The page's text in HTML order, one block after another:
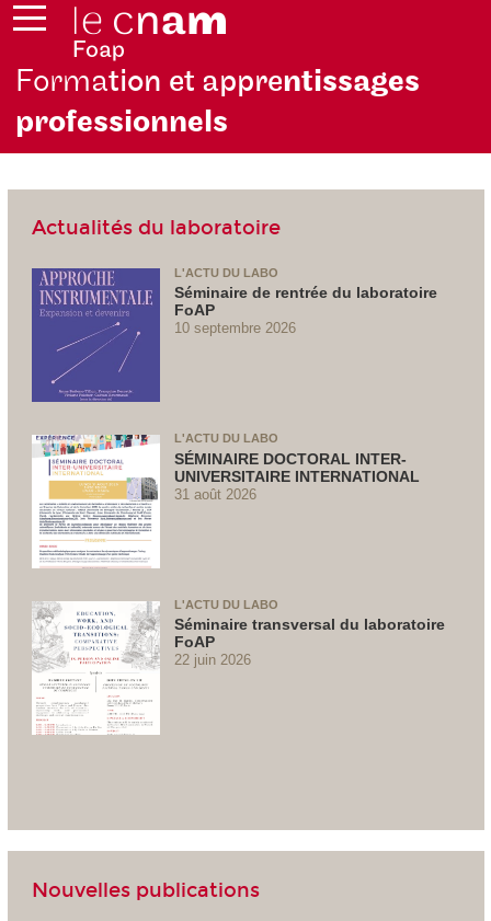
Formation et apprentissages
professionnels
Actualités du laboratoire
L'ACTU DU LABO
Séminaire de rentrée du laboratoire
FoAP
10 septembre 2026
L'ACTU DU LABO
SÉMINAIRE DOCTORAL INTER-
UNIVERSITAIRE INTERNATIONAL
31 août 2026
L'ACTU DU LABO
Séminaire transversal du laboratoire
FoAP
22 juin 2026
Nouvelles publications